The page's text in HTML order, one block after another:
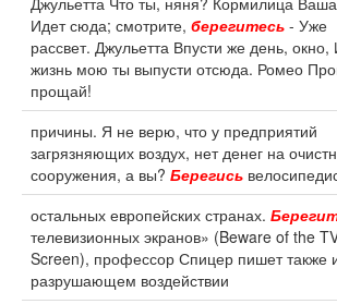
Идет сюда; смотрите, берегитесь - Уже
рассвет. Джульетта Впусти же день, окно,
жизнь мою ты выпусти отсюда. Ромео
прощай!
причины. Я не верю, что у предприятий
загрязняющих воздух, нет денег на
сооружения, а вы? Берегись
остальных европейских странах.
телевизионных экранов» (Beware of the
Screen), профессор Спицер пишет также
разрушающем воздействии